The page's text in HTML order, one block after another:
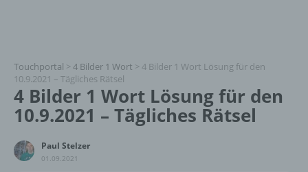
Touchportal > 4 Bilder 1 Wort > 4 Bilder 1 Wort Lösung für den
10.9.2021 – Tägliches Rätsel
4 Bilder 1 Wort Lösung für den
10.9.2021 – Tägliches Rätsel
Paul Stelzer
01.09.2021